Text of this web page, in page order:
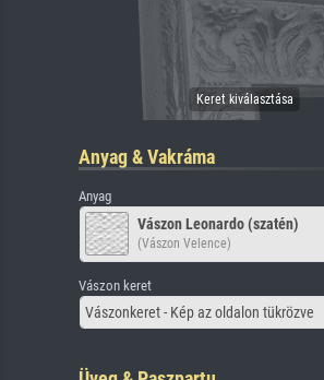
Anyag & Vakráma
Anyag
Vászon Leonardo (szatén)
(Vászon Velence)
Vászon keret
Vászonkeret - Kép az oldalon tükrözve